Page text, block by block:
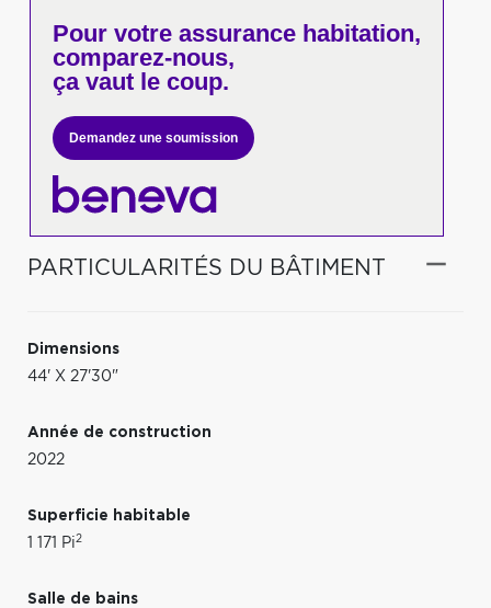
Pour votreassurance habitation,
comparez-nous,
ça vaut le coup.
Demandez une soumission
PARTICULARITÉS DU BÂTIMENT
Dimensions
44' X 27'30"
Année de construction
2022
Superficie habitable
1 171 Pi2
Salle de bains